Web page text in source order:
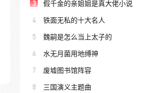
3 假千金的亲姐姐是真大佬小说
4 铁面无私的十大名人
5 魏嗣是怎么当上太子的
6 水无月菌用地缚神
7 废墟图书馆阵容
8 三国演义主题曲